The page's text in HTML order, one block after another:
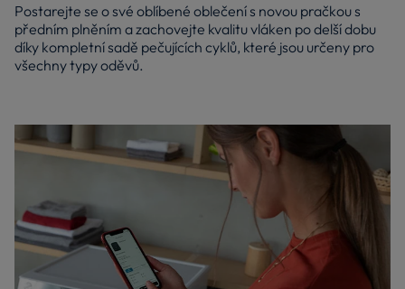
Postarejte se o své oblíbené oblečení s novou pračkou s
předním plněním a zachovejte kvalitu vláken po delší dobu
díky kompletní sadě pečujících cyklů, které jsou určeny pro
všechny typy oděvů.